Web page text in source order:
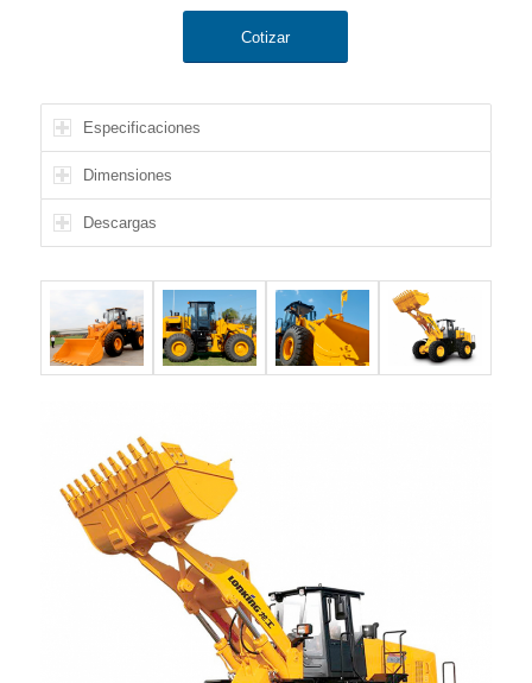
Cotizar
Especificaciones
Dimensiones
Descargas